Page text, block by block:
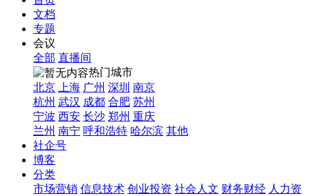
文档
专题
会议
全部 直播间
热门城市
北京
上海 广州 深圳 南京
杭州 武汉 成都 合肥 苏州
宁波 西安 长沙 郑州 重庆
兰州 南宁 呼和浩特 哈尔滨 其他
社企号
博客
分类
市场营销 信息技术 创业投资 社会人文 财务财经 人力资